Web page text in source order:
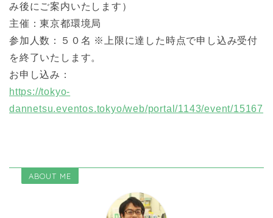
み後にご案内いたします）
主催：東京都環境局
参加人数：５０名 ※上限に達した時点で申し込み受付
を終了いたします。
お申し込み：
https://tokyo-
dannetsu.eventos.tokyo/web/portal/1143/event/15167
ABOUT ME